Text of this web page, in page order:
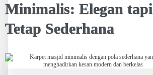
Minimalis: Elegan tapi
Tetap Sederhana